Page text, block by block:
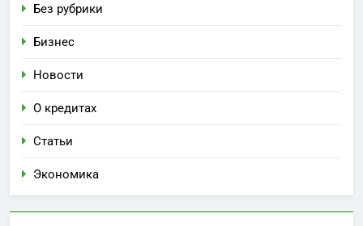
Без рубрики
Бизнес
Новости
О кредитах
Статьи
Экономика